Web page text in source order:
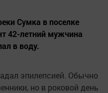
Сумка в поселке
42-летний мужчина
в воду.
эпилепсией. Обычно
но в роковой день